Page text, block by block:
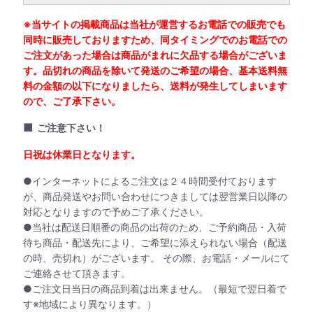
※当サイトの掲載商品は当社が運営するお電話での販売でも
同時に販売しておりますため、同タイミングでのお電話での
ご注文があった場合は商品がまれに欠品する場合がございま
す。品切れの商品を除いて発送のご希望の場合、基本送料無
料の金額の以下になりましたら、送料が発生してしまいます
ので、ご了承下さい。
■ ご注意下さい！
日祝は休業日となります。
●インターネットによるご注文は２４時間受付ております
が、商品発送やお問い合わせにつきましては翌営業日以降の
対応となりますので予めご了承ください。
●当社は配送日順番の商品の出荷のため、ご予約商品・入荷
待ち商品・配送先により、ご希望に添えられない場合（配送
の時、売切れ）がございます。 その際、お電話・メールにて
ご連絡させて頂きます。
●ご注文日当日の商品到着は出来ません。（最短で翌日着で
す※地域により異なります。）